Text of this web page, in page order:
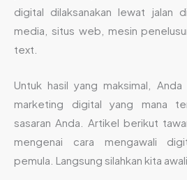
digital dilaksanakan lewat jalan
media, situs web, mesin
text.
Untuk hasil yang maksimal,
marketing digital yang mana
sasaran Anda. Artikel berikut
mengenai cara mengawali
pemula. Langsung silahkan kita